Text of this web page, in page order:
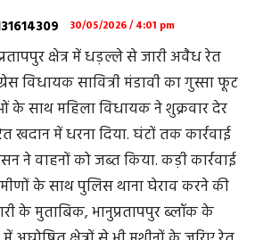
30/05/2026 / 4:01 pm
क्षेत्र में धड़ल्ले से जारी अवैध रेत
विधायक सावित्री मंडावी का गुस्सा फूट
के साथ महिला विधायक ने शुक्रवार देर
खदान में धरना दिया. घंटों तक कार्रवाई
ने वाहनों को जब्त किया. कड़ी कार्रवाई
के साथ पुलिस थाना घेराव करने की
के मुताबिक, भानुप्रतापपुर ब्लॉक के